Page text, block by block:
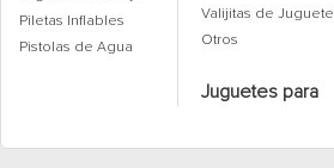
Piletas Inflables
Pistolas de Agua
Valijitas de Juguete
Otros
Juguetes para